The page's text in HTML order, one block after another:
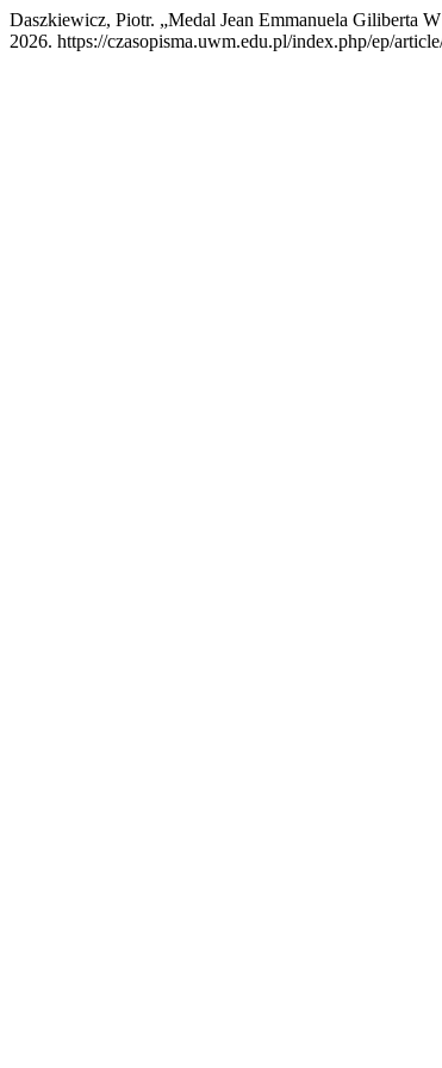
Daszkiewicz, Piotr. „Medal Jean Emmanuela Giliberta
2026. https://czasopisma.uwm.edu.pl/index.php/ep/